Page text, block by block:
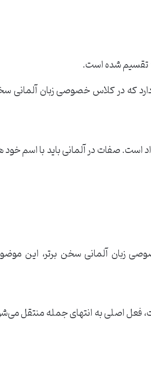
که در کلاس خصوصی زبان آلمانی
است. صفات در آلمانی باید با اسم
زبان آلمانی سخن برتر، این
فعل اصلی به انتهای جمله منتقل